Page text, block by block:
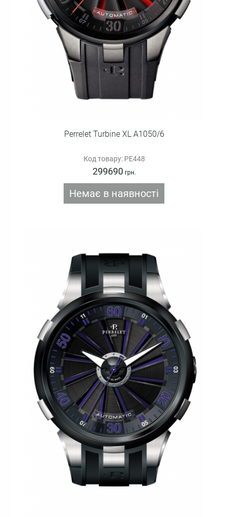
Perrelet Turbine XL A1050/6
Код товару: PE448
299690 грн.
Немає в наявності